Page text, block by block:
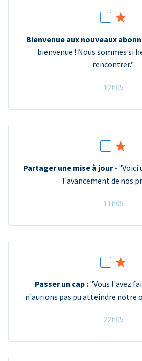
Bienvenue aux nouveaux
bienvenue ! Nous sommes si
rencontrer."
12h05
Partager une mise à jour - "Voici
l'avancement de nos
11h05
Passer un cap :"Vous l'avez
n'aurions pas pu atteindre notre
22h05